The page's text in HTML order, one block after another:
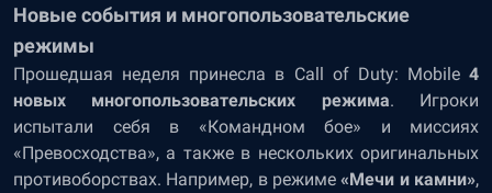
Новые события и многопользовательские
режимы
Прошедшая неделя принесла в Call of Duty: Mobile 4
новых многопользовательских режима. Игроки
испытали себя в «Командном бое» и миссиях
«Превосходства», а также в нескольких оригинальных
противоборствах. Например, в режиме«Мечи и камни»,